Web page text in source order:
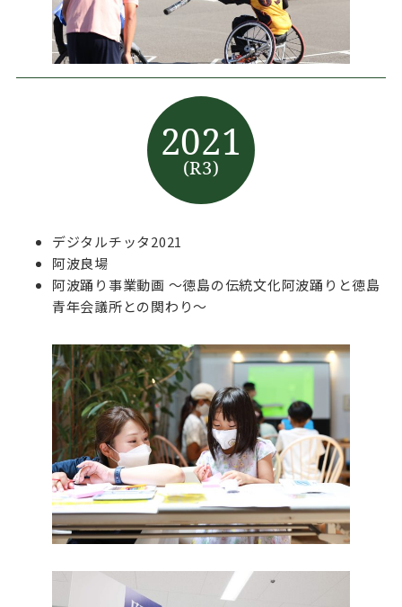
2021
(R3)
デジタルチッタ2021
阿波良場
阿波踊り事業動画 〜徳島の伝統文化阿波踊りと徳島
青年会議所との関わり〜